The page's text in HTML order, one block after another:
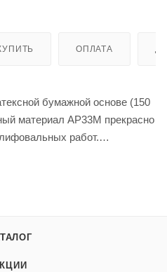
ОПЛАТА
бумажной основе (150
материал AP33M прекрасно
работ.